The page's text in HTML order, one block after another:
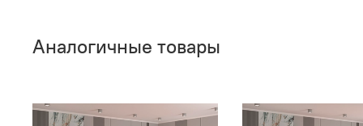
Аналогичные товары